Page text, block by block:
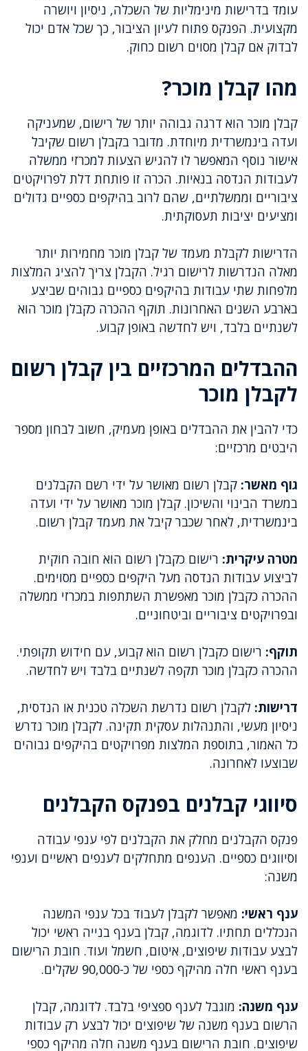
עומד בדרישות מינימליות של השכלה, ניסיון ויושרה
מקצועית. הפנקס פתוח לעיון הציבור, כך שכל אדם יכול
לבדוק אם קבלן מסוים רשום כחוק.
מהו קבלן מוכר?
קבלן מוכר הוא דרגה גבוהה יותר של רישום, שמעניקה
ועדה בינמשרדית מיוחדת. מדובר בקבלן רשום שקיבל
אישור נוסף המאפשר לו להגיש הצעות למכרזי ממשלה
לעבודות הנדסה בנאיות. הכרה זו פותחת דלת לפרויקטים
ציבוריים וממשלתיים, שהם לרוב בהיקפים כספיים גדולים
ומציעים יציבות תעסוקתית.
הדרישות לקבלת מעמד של קבלן מוכר מחמירות יותר
מאלה הנדרשות לרישום רגיל. הקבלן צריך להציג המלצות
מלפחות שתי עבודות בהיקפים כספיים גבוהים שביצע
בארבע השנים האחרונות. תוקף ההכרה כקבלן מוכר הוא
לשנתיים בלבד, ויש לחדשה באופן קבוע.
ההבדלים המרכזיים בין קבלן רשום
לקבלן מוכר
כדי להבין את ההבדלים באופן מעמיק, חשוב לבחון מספר
היבטים מרכזיים:
גוף מאשר: קבלן רשום מאושר על ידי רשם הקבלנים
במשרד הבינוי והשיכון. קבלן מוכר מאושר על ידי ועדה
בינמשרדית, לאחר שכבר קיבל את מעמד קבלן רשום.
מטרה עיקרית: רישום כקבלן רשום הוא חובה חוקית
לביצוע עבודות הנדסה מעל היקפים כספיים מסוימים.
ההכרה כקבלן מוכר מאפשרת השתתפות במכרזי ממשלה
ובפרויקטים ציבוריים וביטחוניים.
תוקף: רישום כקבלן רשום הוא קבוע, עם חידוש תקופתי.
ההכרה כקבלן מוכר תקפה לשנתיים בלבד ויש לחדשה.
דרישות: לקבלן רשום נדרשת השכלה טכנית או הנדסית,
ניסיון מעשי, והתנהלות עסקית תקינה. לקבלן מוכר נדרש
כל האמור, בתוספת המלצות מפרויקטים בהיקפים גבוהים
שבוצעו לאחרונה.
סיווגי קבלנים בפנקס הקבלנים
פנקס הקבלנים מחלק את הקבלנים לפי ענפי עבודה
וסיווגים כספיים. הענפים מתחלקים לענפים ראשיים וענפי
משנה:
ענף ראשי: מאפשר לקבלן לעבוד בכל ענפי המשנה
הנכללים תחתיו. לדוגמה, קבלן בענף בנייה ראשי יכול
לבצע עבודות שיפוצים, איטום, חשמל ועוד. חובת הרישום
בענף ראשי חלה מהיקף כספי של כ-90,000 שקלים.
ענף משנה: מוגבל לענף ספציפי בלבד. לדוגמה, קבלן
הרשום בענף משנה של שיפוצים יכול לבצע רק עבודות
שיפוצים. חובת הרישום בענף משנה חלה מהיקף כספי